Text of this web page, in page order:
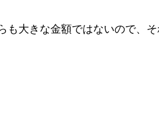
大きな金額ではないので、